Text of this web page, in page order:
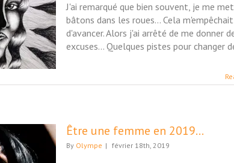
J'ai remarqué que bien souvent, je me
bâtons dans les roues... Cela m'empêchait
d'avancer. Alors j'ai arrêté de me donner
excuses... Quelques pistes pour changer
Être une femme en 2019…
By Olympe | février 18th, 2019